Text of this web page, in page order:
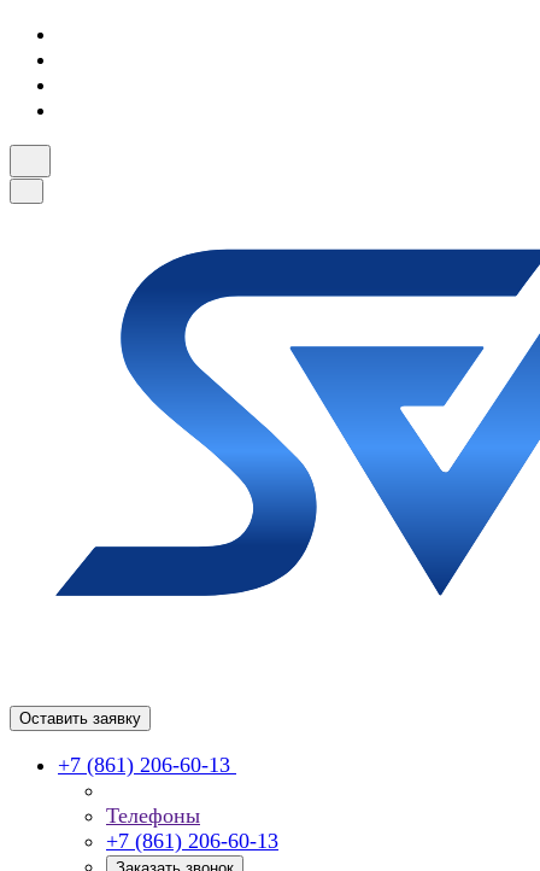
Оставить заявку
+7 (861) 206-60-13
Телефоны
+7 (861) 206-60-13